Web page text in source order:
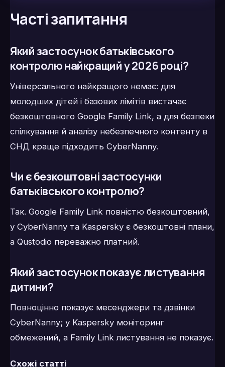
Часті запитання
Який застосунок батьківського
контролю найкращий у 2026 році?
Універсального найкращого немає: для
молодших дітей і базових лімітів вистачає
безкоштовного Google Family Link, а для безпеки
спілкування й аналізу небезпечного контенту в
СНД краще підходить CyberNanny.
Чи є безкоштовні застосунки
батьківського контролю?
Так. Google Family Link повністю безкоштовний,
у CyberNanny та Kaspersky є безкоштовні плани,
а Qustodio переважно платний.
Який застосунок показує листування
дитини?
Повноцінно показує месенджери та дзвінки
CyberNanny; у Kaspersky моніторинг
обмежений, а Family Link листування не показує.
Схожі статті